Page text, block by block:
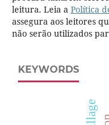
leitura. Leia a Política
assegura aos leitores
não serão utilizados
KEYWORDS